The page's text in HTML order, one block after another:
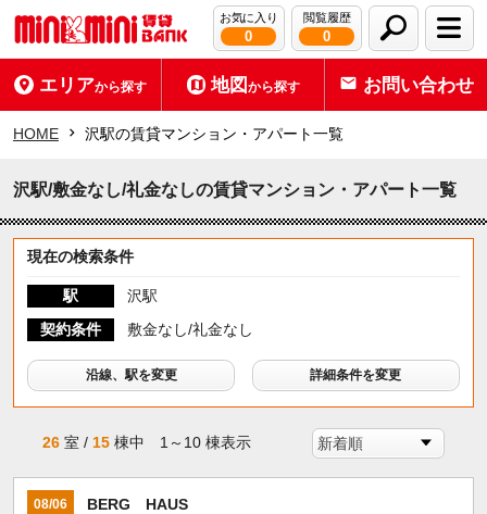
お気に入り
0
閲覧履歴
0
エリアから探す 地図から探す お問い合わせ
HOME 沢駅の賃貸マンション・アパート一覧
沢駅/敷金なし/礼金なしの賃貸マンション・アパート一覧
現在の検索条件
駅
沢駅
契約条件
敷金なし/礼金なし
沿線、駅を変更 詳細条件を変更
26 室 / 15 棟中 1～10 棟表示
08/06 BERG HAUS